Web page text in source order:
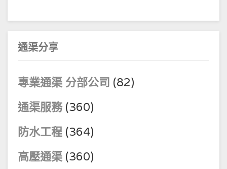
通渠分享
專業通渠 分部公司 (82)
通渠服務 (360)
防水工程 (364)
高壓通渠 (360)